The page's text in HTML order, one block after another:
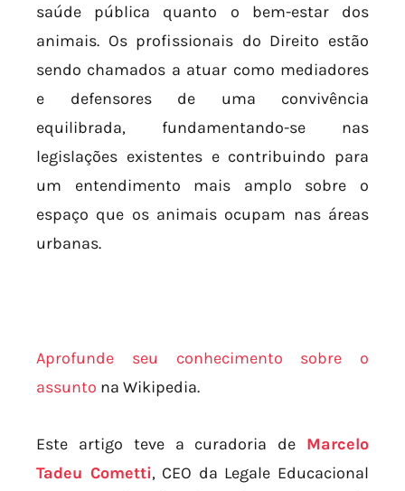
saúde pública quanto o bem-estar dos
animais. Os profissionais do Direito estão
sendo chamados a atuar como mediadores
e defensores de uma convivência
equilibrada, fundamentando-se nas
legislações existentes e contribuindo para
um entendimento mais amplo sobre o
espaço que os animais ocupam nas áreas
urbanas.
Aprofunde seu conhecimento sobre o
assunto na Wikipedia.
Este artigo teve a curadoria de Marcelo
Tadeu Cometti, CEO da Legale Educacional